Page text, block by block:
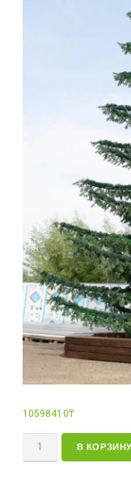
10598410₸
В КОРЗИНУ